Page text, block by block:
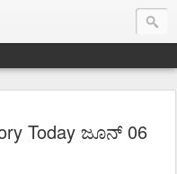
Today ಜೂನ್ 06